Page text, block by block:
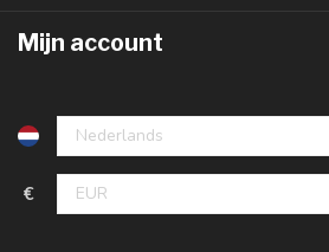
Mijn account
€